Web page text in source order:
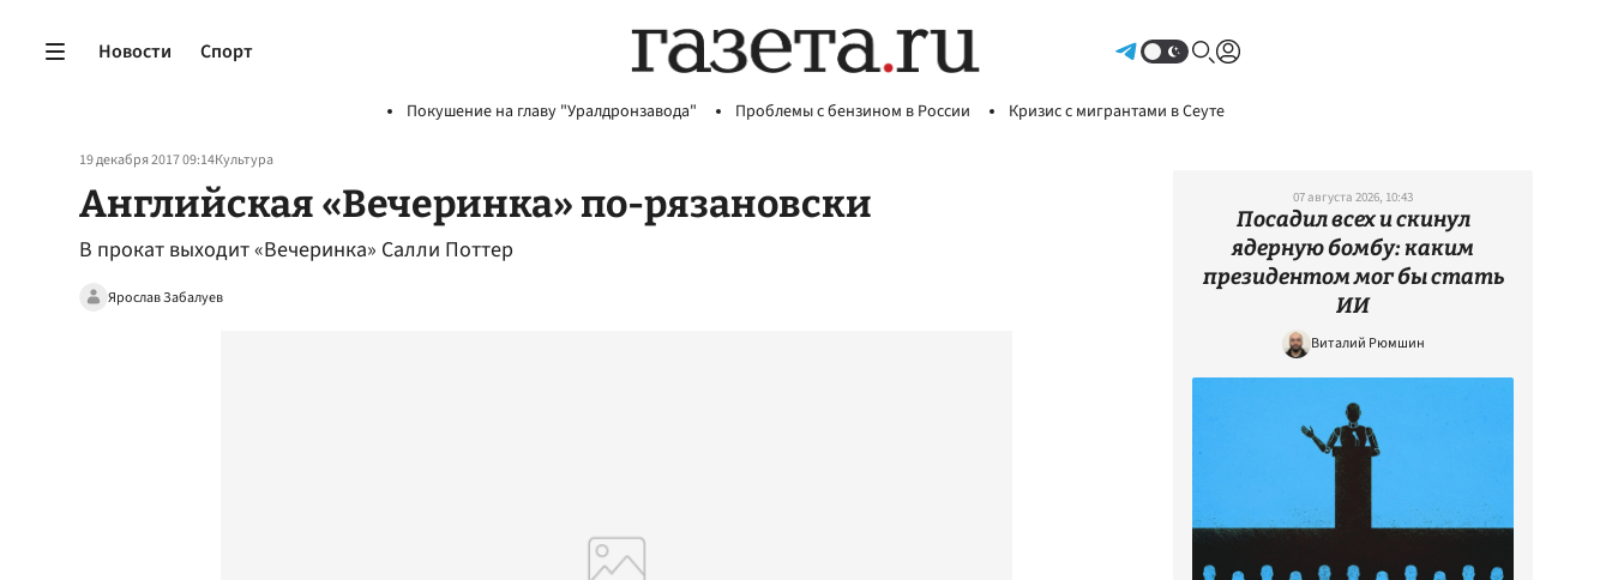
Новости Спорт
Покушение на главу "Уралдронзавода" Проблемы с бензином в России Кризис с мигрантами в Сеуте
19 декабря 2017 09:14Культура
Английская «Вечеринка» по-рязановски
В прокат выходит «Вечеринка» Салли Поттер
Ярослав Забалуев
07 августа 2026, 10:43
Посадил всех и скинул
ядерную бомбу: каким
президентом мог бы стать
ИИ
Виталий Рюмшин